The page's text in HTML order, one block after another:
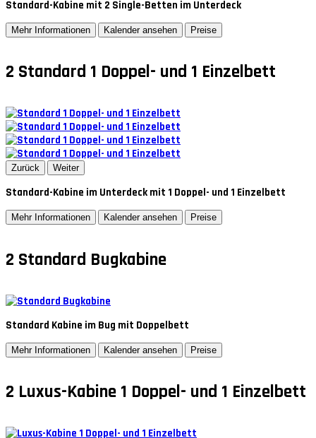
Standard-Kabine mit 2 Single-Betten im Unterdeck
Mehr Informationen Kalender ansehen Preise
2 Standard 1 Doppel- und 1 Einzelbett
Zurück Weiter
Standard-Kabine im Unterdeck mit 1 Doppel- und 1 Einzelbett
Mehr Informationen Kalender ansehen Preise
2 Standard Bugkabine
Standard Kabine im Bug mit Doppelbett
Mehr Informationen Kalender ansehen Preise
2 Luxus-Kabine 1 Doppel- und 1 Einzelbett